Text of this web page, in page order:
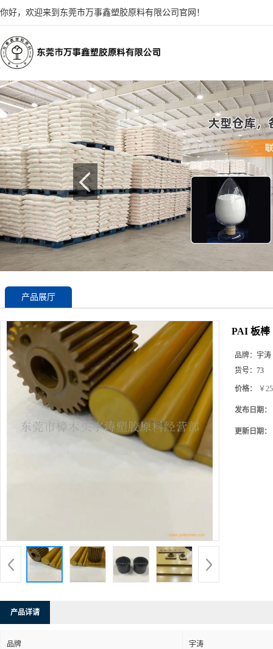
你好，欢迎来到东莞市万事鑫塑胶原料有限公司官网！
产品展厅
PAI 板棒
品牌： 宇涛
货号： 73
价格： ￥
发布日期：
更新日期：
产品详请
品牌 宇涛